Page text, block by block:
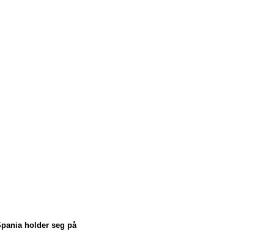
holder seg på